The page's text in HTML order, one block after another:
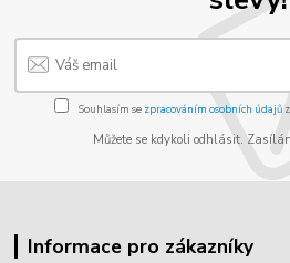
Souhlasím se zpracováním osobních údajů
Můžete se kdykoli odhlásit.
Informace pro zákazníky